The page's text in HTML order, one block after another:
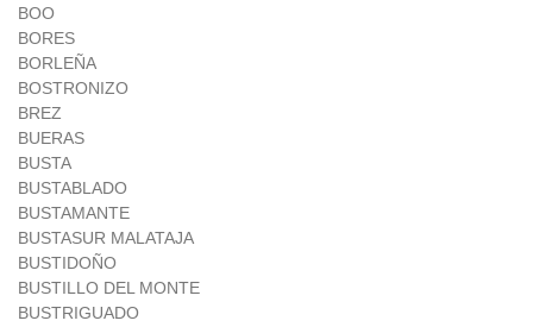
BOO
BORES
BORLEÑA
BOSTRONIZO
BREZ
BUERAS
BUSTA
BUSTABLADO
BUSTAMANTE
BUSTASUR MALATAJA
BUSTIDOÑO
BUSTILLO DEL MONTE
BUSTRIGUADO